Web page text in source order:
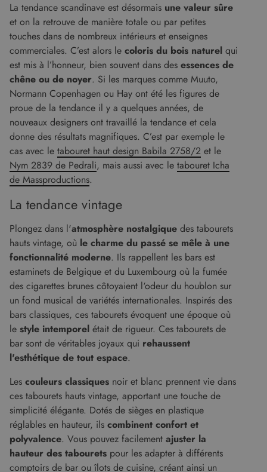
La tendance scandinave est désormais une valeur sûre
et on la retrouve de manière totale ou par petites
touches dans de nombreux intérieurs et enseignes
commerciales. C’est alors le coloris du bois naturel qui
est mis à l’honneur, bien souvent dans des essences de
chêne ou de noyer. Si les marques comme Muuto,
Normann Copenhagen ou Hay ont été les figures de
proue de la tendance il y a quelques années, de
nouveaux designers ont travaillé la tendance et cela
donne des résultats magnifiques. C’est par exemple le
cas avec le tabouret haut design Babila 2758/2 et le
Nym 2839 de Pedrali, mais aussi avec le tabouret Icha
de Massproductions.
La tendance vintage
Plongez dans l'atmosphère nostalgique des tabourets
hauts vintage, où le charme du passé se mêle à une
fonctionnalité moderne. Ils rappellent les bars est
estaminets de Belgique et du Luxembourg où la fumée
des cigarettes brunes côtoyaient l‘odeur du houblon sur
un fond musical de variétés internationales. Inspirés des
bars classiques, ces tabourets évoquent une époque où
le style intemporel était de rigueur. Ces tabourets de
bar sont de véritables joyaux qui rehaussent
l'esthétique de tout espace.
Les couleurs classiques noir et blanc prennent vie dans
ces tabourets hauts vintage, apportant une touche de
simplicité élégante. Dotés de sièges en plastique
réglables en hauteur, ils combinent confort et
polyvalence. Vous pouvez facilement ajuster la
hauteur des tabourets pour les adapter à différents
comptoirs de bar ou îlots de cuisine, créant ainsi un